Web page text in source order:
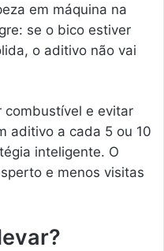
em máquina na
se o bico estiver
o aditivo não vai
combustível e evitar
aditivo a cada 5 ou 10
inteligente. O
e menos visitas